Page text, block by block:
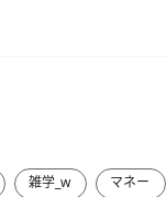
雑学_w マネー